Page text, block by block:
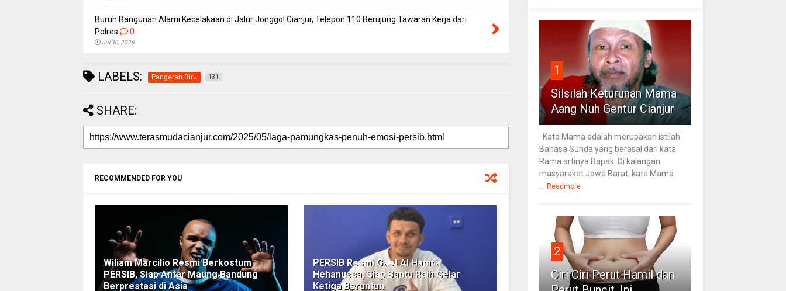
Buruh Bangunan Alami Kecelakaan di Jalur Jonggol Cianjur, Telepon 110 Berujung Tawaran Kerja dari
Polres
0
Jul 30, 2026
LABELS: Pangeran Biru 131
SHARE:
RECOMMENDED FOR YOU
Wiliam Marcilio Resmi Berkostum
PERSIB, Siap Antar Maung Bandung
Berprestasi di Asia
PERSIB Resmi Gaet Al Hamra
Hehanussa, Siap Bantu Raih Gelar
Ketiga Beruntun
1
Silsilah Keturunan Mama
Aang Nuh Gentur Cianjur
Kata Mama adalah merupakan istilah
Bahasa Sunda yang berasal dari kata
Rama artinya Bapak. Di kalangan
masyarakat Jawa Barat, kata Mama
... Readmore
2
Ciri Ciri Perut Hamil dan